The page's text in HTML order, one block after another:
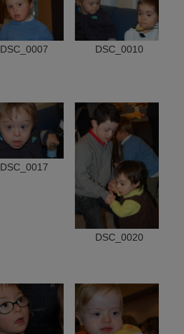
DSC_0007 DSC_0010
DSC_0017
DSC_0020